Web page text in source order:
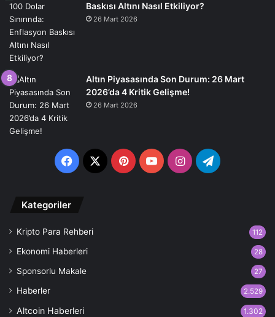
Baskısı Altını Nasıl Etkiliyor?
26 Mart 2026
Altın Piyasasında Son Durum: 26 Mart
2026’da 4 Kritik Gelişme!
26 Mart 2026
Facebook
X PinterestYouTubeInstagramTelegram
Kategoriler
Kripto Para Rehberi 112
Ekonomi Haberleri 28
Sponsorlu Makale 27
Haberler 2.529
Altcoin Haberleri 1.302